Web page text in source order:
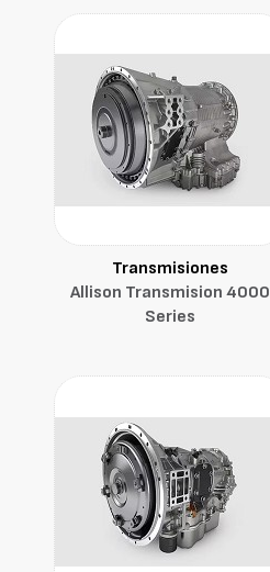
Transmisiones
Allison Transmision 4000
Series